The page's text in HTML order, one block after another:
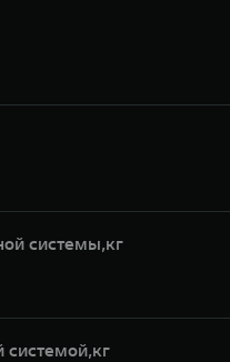
системы,кг
системой,кг